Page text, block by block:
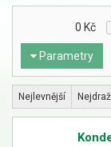
Parametry
0 Kč
Nejlevnější